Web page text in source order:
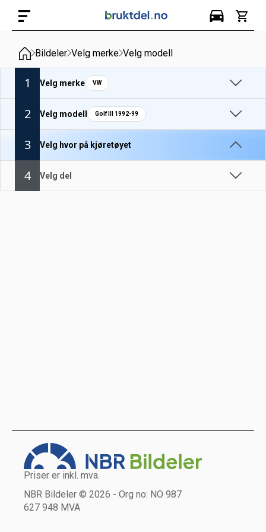
Bildeler Velg merke Velg modell
1 Velg merke VW
2 Velg modell Golf III 1992-99
3 Velg hvor på kjøretøyet
4 Velg del
Priser er inkl. mva.
NBR Bildeler © 2026 - Org no: NO 987
627 948 MVA